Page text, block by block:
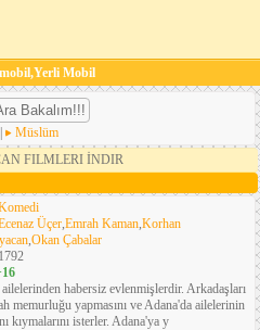
Mobil
Müslüm
FILMLERI İNDIR
Üçer,Emrah Kaman,Korhan
,Okan Çabalar
habersiz evlenmişlerdir. Arkadaşları
memurluğu yapmasını ve Adana'da ailelerinin
kıymalarını isterler. Adana'ya y